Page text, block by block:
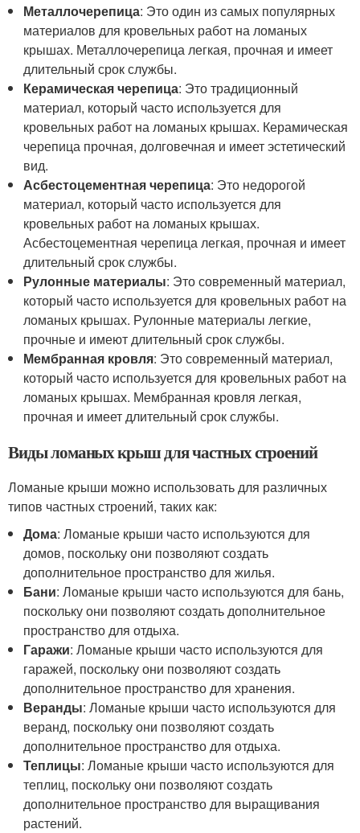
Металлочерепица: Это один из самых популярных
материалов для кровельных работ на ломаных
крышах. Металлочерепица легкая, прочная и имеет
длительный срок службы.
Керамическая черепица: Это традиционный
материал, который часто используется для
кровельных работ на ломаных крышах. Керамическая
черепица прочная, долговечная и имеет эстетический
вид.
Асбестоцементная черепица: Это недорогой
материал, который часто используется для
кровельных работ на ломаных крышах.
Асбестоцементная черепица легкая, прочная и имеет
длительный срок службы.
Рулонные материалы: Это современный материал,
который часто используется для кровельных работ на
ломаных крышах. Рулонные материалы легкие,
прочные и имеют длительный срок службы.
Мембранная кровля: Это современный материал,
который часто используется для кровельных работ на
ломаных крышах. Мембранная кровля легкая,
прочная и имеет длительный срок службы.
Виды ломаных крыш для частных строений
Ломаные крыши можно использовать для различных
типов частных строений, таких как:
Дома: Ломаные крыши часто используются для
домов, поскольку они позволяют создать
дополнительное пространство для жилья.
Бани: Ломаные крыши часто используются для бань,
поскольку они позволяют создать дополнительное
пространство для отдыха.
Гаражи: Ломаные крыши часто используются для
гаражей, поскольку они позволяют создать
дополнительное пространство для хранения.
Веранды: Ломаные крыши часто используются для
веранд, поскольку они позволяют создать
дополнительное пространство для отдыха.
Теплицы: Ломаные крыши часто используются для
теплиц, поскольку они позволяют создать
дополнительное пространство для выращивания
растений.